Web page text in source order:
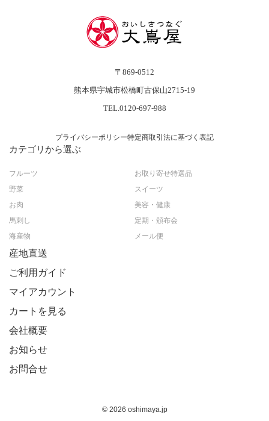
〒869-0512
熊本県宇城市松橋町古保山2715-19
TEL.0120-697-988
プライバシーポリシー特定商取引法に基づく表記
カテゴリから選ぶ
フルーツ
野菜
お肉
馬刺し
海産物
お取り寄せ特選品
スイーツ
美容・健康
定期・頒布会
メール便
産地直送
ご利用ガイド
マイアカウント
カートを見る
会社概要
お知らせ
お問合せ
© 2026 oshimaya.jp